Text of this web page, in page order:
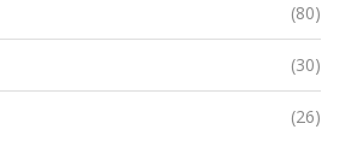
(80)
(30)
(26)